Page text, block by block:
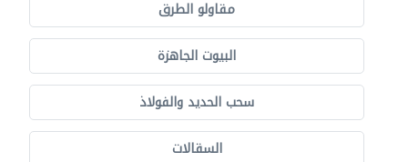
مقاولو الطرق
البيوت الجاهزة
سحب الحديد والفولاذ
السقالات